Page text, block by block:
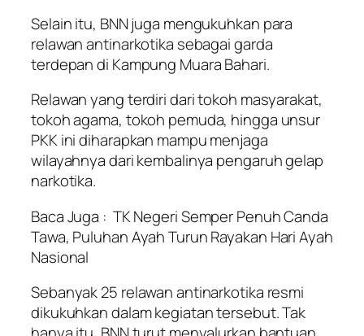
Selain itu, BNN juga mengukuhkan para
relawan antinarkotika sebagai garda
terdepan di Kampung Muara Bahari.
Relawan yang terdiri dari tokoh masyarakat,
tokoh agama, tokoh pemuda, hingga unsur
PKK ini diharapkan mampu menjaga
wilayahnya dari kembalinya pengaruh gelap
narkotika.
Baca Juga : TK Negeri Semper Penuh Canda
Tawa, Puluhan Ayah Turun Rayakan Hari Ayah
Nasional
Sebanyak 25 relawan antinarkotika resmi
dikukuhkan dalam kegiatan tersebut. Tak